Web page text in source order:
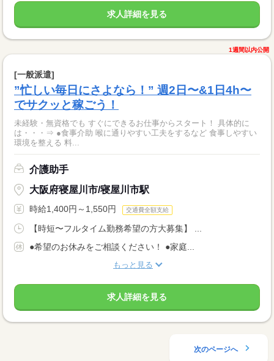
求人詳細を見る
1週間以内公開
[一般派遣]
”忙しい毎日にさよなら！” 週2日〜&1日4h〜
でサクッと稼ごう！
未経験・無資格でも すぐにできるお仕事からスタート！ 具体的に
は・・・⇒ ●食事介助 喉に通りやすい工夫をするなど 食事しやすい
環境を整える 料...
介護助手
大阪府寝屋川市/寝屋川市駅
時給1,400円～1,550円 交通費全額支給
【時短〜フルタイム勤務希望の方大募集】 ...
●希望のお休みをご相談ください！ ●家庭...
もっと見る
求人詳細を見る
次のページへ